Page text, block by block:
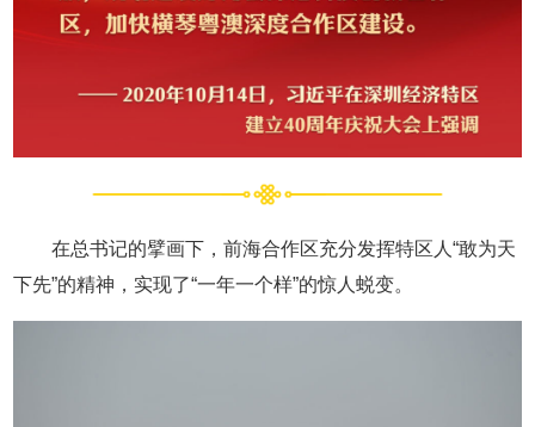
在总书记的擘画下，前海合作区充分发挥特区人“敢为天
下先”的精神，实现了“一年一个样”的惊人蜕变。